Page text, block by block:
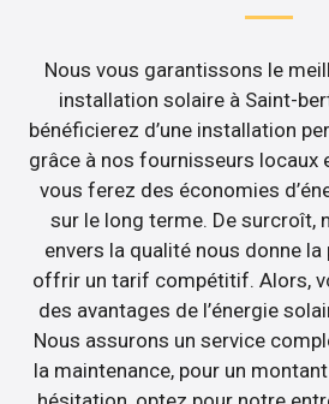
Nous vous garantissons le
installation solaire à Saint-
bénéficierez d’une installation
grâce à nos fournisseurs locaux
vous ferez des économies
sur le long terme. De surcroît,
envers la qualité nous donne
offrir un tarif compétitif. Alors,
des avantages de l’énergie
Nous assurons un service
la maintenance, pour un